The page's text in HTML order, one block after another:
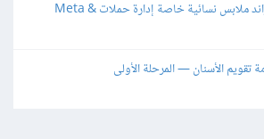
تقويم الأسنان — المرحلة الأولى